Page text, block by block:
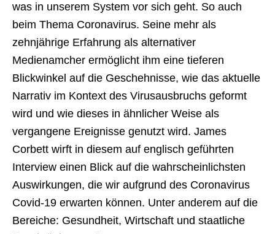
was in unserem System vor sich geht. So auch
beim Thema Coronavirus. Seine mehr als
zehnjährige Erfahrung als alternativer
Medienamcher ermöglicht ihm eine tieferen
Blickwinkel auf die Geschehnisse, wie das aktuelle
Narrativ im Kontext des Virusausbruchs geformt
wird und wie dieses in ähnlicher Weise als
vergangene Ereignisse genutzt wird. James
Corbett wirft in diesem auf englisch geführten
Interview einen Blick auf die wahrscheinlichsten
Auswirkungen, die wir aufgrund des Coronavirus
Covid-19 erwarten können. Unter anderem auf die
Bereiche: Gesundheit, Wirtschaft und staatliche